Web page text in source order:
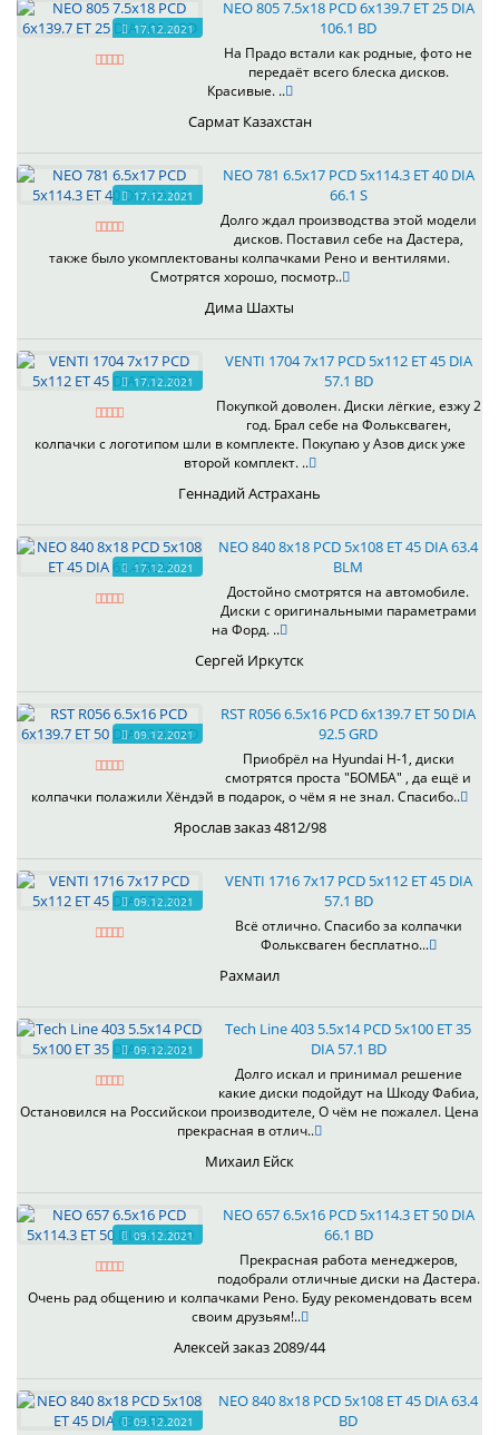
17.12.2021
NEO 805 7.5x18 PCD 6x139.7 ET 25 DIA
106.1 BD
На Прадо встали как родные, фото не
передаёт всего блеска дисков.
Красивые. ..
Сармат Казахстан
17.12.2021
NEO 781 6.5x17 PCD 5x114.3 ET 40 DIA
66.1 S
Долго ждал производства этой модели
дисков. Поставил себе на Дастера,
также было укомплектованы колпачками Рено и вентилями.
Смотрятся хорошо, посмотр..
Дима Шахты
17.12.2021
VENTI 1704 7x17 PCD 5x112 ET 45 DIA
57.1 BD
Покупкой доволен. Диски лёгкие, езжу 2
год. Брал себе на Фольксваген,
колпачки с логотипом шли в комплекте. Покупаю у Азов диск уже
второй комплект. ..
Геннадий Астрахань
17.12.2021
NEO 840 8x18 PCD 5x108 ET 45 DIA 63.4
BLM
Достойно смотрятся на автомобиле.
Диски с оригинальными параметрами
на Форд. ..
Сергей Иркутск
09.12.2021
RST R056 6.5x16 PCD 6x139.7 ET 50 DIA
92.5 GRD
Приобрёл на Hyundai H-1, диски
смотрятся проста "БОМБА" , да ещё и
колпачки полажили Хёндэй в подарок, о чём я не знал. Спасибо..
Ярослав заказ 4812/98
09.12.2021
VENTI 1716 7x17 PCD 5x112 ET 45 DIA
57.1 BD
Всё отлично. Спасибо за колпачки
Фольксваген бесплатно...
Рахмаил
09.12.2021
Tech Line 403 5.5x14 PCD 5x100 ET 35
DIA 57.1 BD
Долго искал и принимал решение
какие диски подойдут на Шкоду Фабиа,
Остановился на Российскои производителе, О чём не пожалел. Цена
прекрасная в отлич..
Михаил Ейск
09.12.2021
NEO 657 6.5x16 PCD 5x114.3 ET 50 DIA
66.1 BD
Прекрасная работа менеджеров,
подобрали отличные диски на Дастера.
Очень рад общению и колпачками Рено. Буду рекомендовать всем
своим друзьям!..
Алексей заказ 2089/44
09.12.2021
NEO 840 8x18 PCD 5x108 ET 45 DIA 63.4
BD